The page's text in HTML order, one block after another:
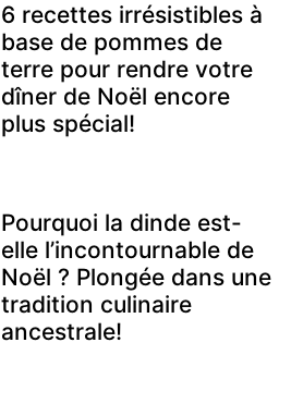
6 recettes irrésistibles à
base de pommes de
terre pour rendre votre
dîner de Noël encore
plus spécial!
Pourquoi la dinde est-
elle l’incontournable de
Noël ? Plongée dans une
tradition culinaire
ancestrale!